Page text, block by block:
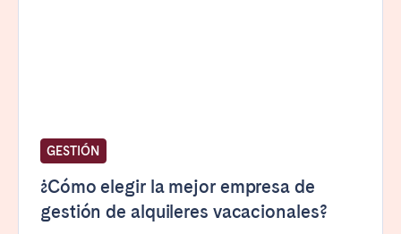
GESTIÓN
¿Cómo elegir la mejor empresa de
gestión de alquileres vacacionales?